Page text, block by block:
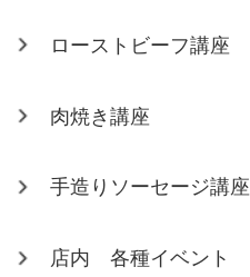
ローストビーフ講座
肉焼き講座
手造りソーセージ講座
店内 各種イベント